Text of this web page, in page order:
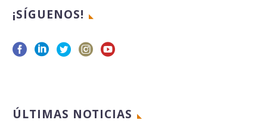
¡SÍGUENOS!
ÚLTIMAS NOTICIAS